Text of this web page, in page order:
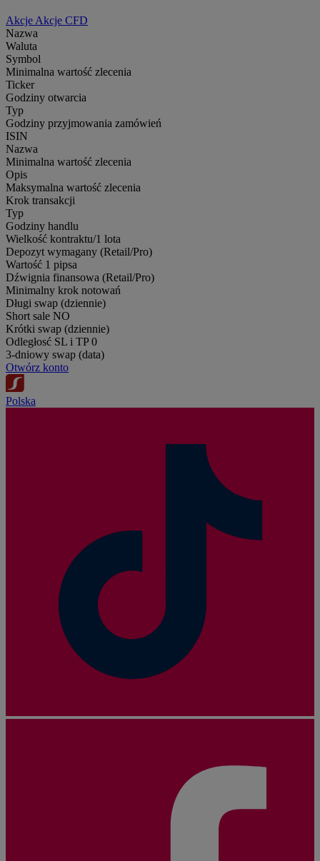
Akcje Akcje CFD
Nazwa
Waluta
Symbol
Minimalna wartość zlecenia
Ticker
Godziny otwarcia
Typ
Godziny przyjmowania zamówień
ISIN
Nazwa
Minimalna wartość zlecenia
Opis
Maksymalna wartość zlecenia
Krok transakcji
Typ
Godziny handlu
Wielkość kontraktu/1 lota
Depozyt wymagany (Retail/Pro)
Wartość 1 pipsa
Dźwignia finansowa (Retail/Pro)
Minimalny krok notowań
Długi swap (dziennie)
Short sale NO
Krótki swap (dziennie)
Odległosć SL i TP 0
3-dniowy swap (data)
Otwórz konto
Polska